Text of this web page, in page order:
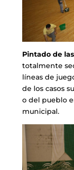
Pintado de
totalmente
líneas de
de los casos
o del pueblo
municipal.